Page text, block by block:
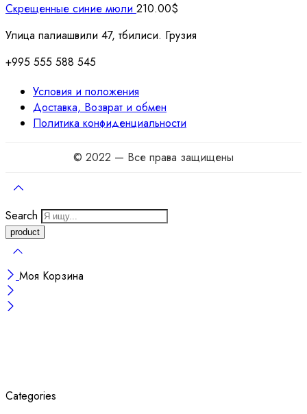
Скрещенные синие мюли 210.00$
Улица палиашвили 47, тбилиси. Грузия
+995 555 588 545
Условия и положения
Доставка, Возврат и обмен
Политика конфиденциальности
© 2022 — Все права защищены
Search
Моя Корзина
Categories